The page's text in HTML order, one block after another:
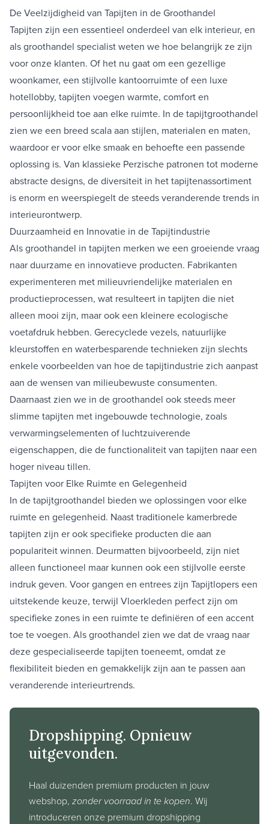
De Veelzijdigheid van Tapijten in de Groothandel
Tapijten zijn een essentieel onderdeel van elk interieur, en
als groothandel specialist weten we hoe belangrijk ze zijn
voor onze klanten. Of het nu gaat om een gezellige
woonkamer, een stijlvolle kantoorruimte of een luxe
hotellobby, tapijten voegen warmte, comfort en
persoonlijkheid toe aan elke ruimte. In de tapijtgroothandel
zien we een breed scala aan stijlen, materialen en maten,
waardoor er voor elke smaak en behoefte een passende
oplossing is. Van klassieke Perzische patronen tot moderne
abstracte designs, de diversiteit in het tapijtenassortiment
is enorm en weerspiegelt de steeds veranderende trends in
interieurontwerp.
Duurzaamheid en Innovatie in de Tapijtindustrie
Als groothandel in tapijten merken we een groeiende vraag
naar duurzame en innovatieve producten. Fabrikanten
experimenteren met milieuvriendelijke materialen en
productieprocessen, wat resulteert in tapijten die niet
alleen mooi zijn, maar ook een kleinere ecologische
voetafdruk hebben. Gerecyclede vezels, natuurlijke
kleurstoffen en waterbesparende technieken zijn slechts
enkele voorbeelden van hoe de tapijtindustrie zich aanpast
aan de wensen van milieubewuste consumenten.
Daarnaast zien we in de groothandel ook steeds meer
slimme tapijten met ingebouwde technologie, zoals
verwarmingselementen of luchtzuiverende
eigenschappen, die de functionaliteit van tapijten naar een
hoger niveau tillen.
Tapijten voor Elke Ruimte en Gelegenheid
In de tapijtgroothandel bieden we oplossingen voor elke
ruimte en gelegenheid. Naast traditionele kamerbrede
tapijten zijn er ook specifieke producten die aan
populariteit winnen. Deurmatten bijvoorbeeld, zijn niet
alleen functioneel maar kunnen ook een stijlvolle eerste
indruk geven. Voor gangen en entrees zijn Tapijtloperseen
uitstekende keuze, terwijl Vloerkleden perfect zijn om
specifieke zones in een ruimte te definiëren of een accent
toe te voegen. Als groothandel zien we dat de vraag naar
deze gespecialiseerde tapijten toeneemt, omdat ze
flexibiliteit bieden en gemakkelijk zijn aan te passen aan
veranderende interieurtrends.
Dropshipping. Opnieuw
uitgevonden.
Haal duizenden premium producten in jouw
webshop, zonder voorraad in te kopen. Wij
introduceren onze premium dropshipping